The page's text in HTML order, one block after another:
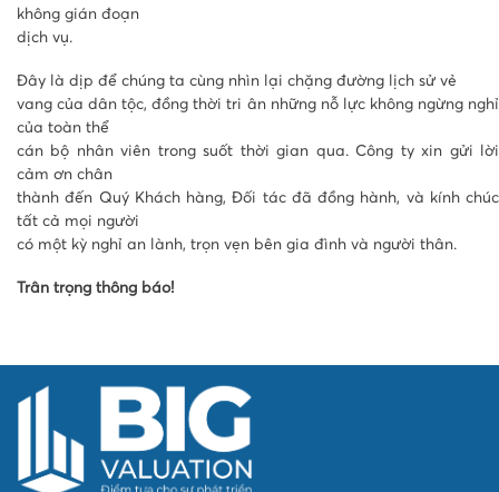
không gián đoạn
dịch vụ.
Đây là dịp để chúng ta cùng nhìn lại chặng đường lịch sử vẻ
vang của dân tộc, đồng thời tri ân những nỗ lực không ngừng nghỉ
của toàn thể
cán bộ nhân viên trong suốt thời gian qua. Công ty xin gửi lời
cảm ơn chân
thành đến Quý Khách hàng, Đối tác đã đồng hành, và kính chúc
tất cả mọi người
có một kỳ nghỉ an lành, trọn vẹn bên gia đình và người thân.
Trân trọng thông báo!